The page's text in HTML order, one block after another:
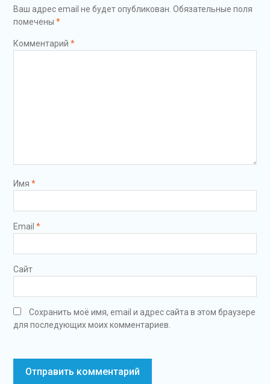
Ваш адрес email не будет опубликован. Обязательные поля
помечены *
Комментарий *
Имя *
Email *
Сайт
Сохранить моё имя, email и адрес сайта в этом браузере
для последующих моих комментариев.